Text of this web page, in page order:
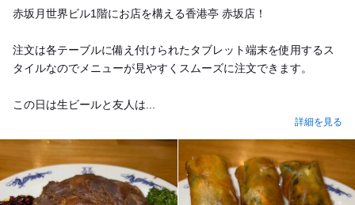
赤坂月世界ビル1階にお店を構える香港亭 赤坂店！
注文は各テーブルに備え付けられたタブレット端末を使用するス
タイルなのでメニューが見やすくスムーズに注文できます。
この日は生ビールと友人は...
詳細を見る